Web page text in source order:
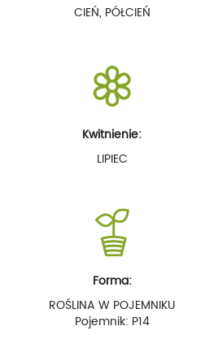
CIEŃ, PÓŁCIEŃ
Kwitnienie:
LIPIEC
Forma:
ROŚLINA W POJEMNIKU
Pojemnik: P14